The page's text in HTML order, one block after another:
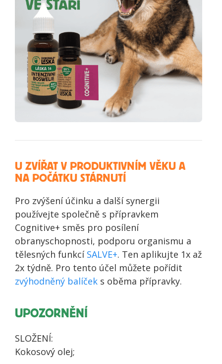
U ZVÍŘAT V PRODUKTIVNÍM VĚKU A
NA POČÁTKU STÁRNUTÍ
Pro zvýšení účinku a další synergii
používejte společně s přípravkem
Cognitive+ směs pro posílení
obranyschopnosti, podporu organismu a
tělesných funkcí SALVE+. Ten aplikujte 1x až
2x týdně. Pro tento účel můžete pořídit
zvýhodněný balíček s oběma přípravky.
UPOZORNĚNÍ
SLOŽENÍ:
Kokosový olej;